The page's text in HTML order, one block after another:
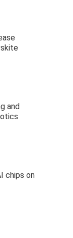
and
chips on